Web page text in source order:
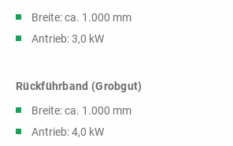
Breite: ca. 1.000 mm
Antrieb: 3,0 kW
Rückführband (Grobgut)
Breite: ca. 1.000 mm
Antrieb: 4,0 kW